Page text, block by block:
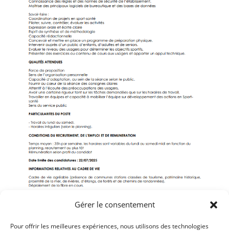
Gérer le consentement
Pour offrir les meilleures expériences, nous utilisons des technologies